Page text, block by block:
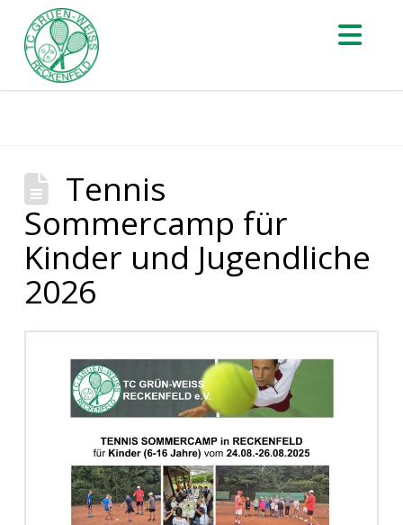
Tennis
Sommercamp für
Kinder und Jugendliche
2026